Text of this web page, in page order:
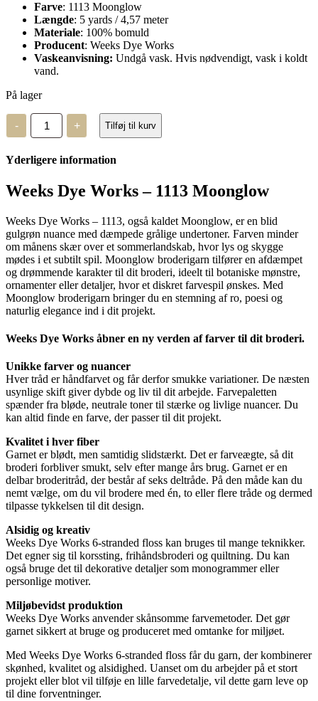
Farve: 1113 Moonglow
Længde: 5 yards / 4,57 meter
Materiale: 100% bomuld
Producent: Weeks Dye Works
Vaskeanvisning: Undgå vask. Hvis nødvendigt, vask i koldt
vand.
På lager
-
Weeks
Dye
Works
1113
+ Tilføj til kurv
Yderligere information
Weeks Dye Works – 1113 Moonglow
Weeks Dye Works – 1113, også kaldet Moonglow, er en blid
gulgrøn nuance med dæmpede grålige undertoner. Farven minder
om månens skær over et sommerlandskab, hvor lys og skygge
mødes i et subtilt spil. Moonglow broderigarn tilfører en afdæmpet
og drømmende karakter til dit broderi, ideelt til botaniske mønstre,
ornamenter eller detaljer, hvor et diskret farvespil ønskes. Med
Moonglow broderigarn bringer du en stemning af ro, poesi og
naturlig elegance ind i dit projekt.
Weeks Dye Works åbner en ny verden af farver til dit broderi.
Unikke farver og nuancer
Hver tråd er håndfarvet og får derfor smukke variationer. De næsten
usynlige skift giver dybde og liv til dit arbejde. Farvepaletten
spænder fra bløde, neutrale toner til stærke og livlige nuancer. Du
kan altid finde en farve, der passer til dit projekt.
Kvalitet i hver fiber
Garnet er blødt, men samtidig slidstærkt. Det er farveægte, så dit
broderi forbliver smukt, selv efter mange års brug. Garnet er en
delbar broderitråd, der består af seks deltråde. På den måde kan du
nemt vælge, om du vil brodere med én, to eller flere tråde og dermed
tilpasse tykkelsen til dit design.
Alsidig og kreativ
Weeks Dye Works 6-stranded floss kan bruges til mange teknikker.
Det egner sig til korssting, frihåndsbroderi og quiltning. Du kan
også bruge det til dekorative detaljer som monogrammer eller
personlige motiver.
Miljøbevidst produktion
Weeks Dye Works anvender skånsomme farvemetoder. Det gør
garnet sikkert at bruge og produceret med omtanke for miljøet.
Med Weeks Dye Works 6-stranded floss får du garn, der kombinerer
skønhed, kvalitet og alsidighed. Uanset om du arbejder på et stort
projekt eller blot vil tilføje en lille farvedetalje, vil dette garn leve op
til dine forventninger.